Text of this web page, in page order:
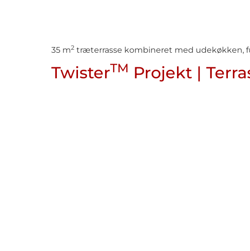
35 m2 træterrasse kombineret med udekøkken,
TwisterTM Projekt |